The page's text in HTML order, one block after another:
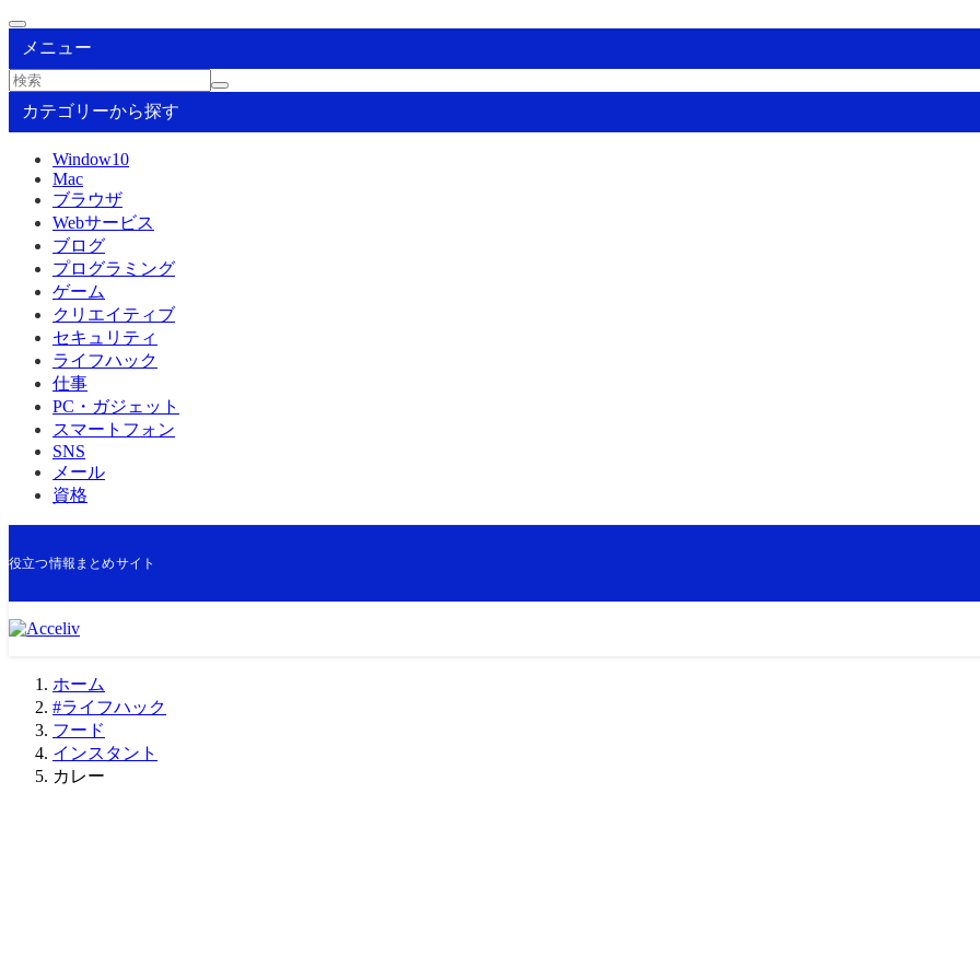
メニュー
カテゴリーから探す
Window10
Mac
ブラウザ
Webサービス
ブログ
プログラミング
ゲーム
クリエイティブ
セキュリティ
ライフハック
仕事
PC・ガジェット
スマートフォン
SNS
メール
資格
役立つ情報まとめサイト
ホーム
#ライフハック
フード
インスタント
カレー